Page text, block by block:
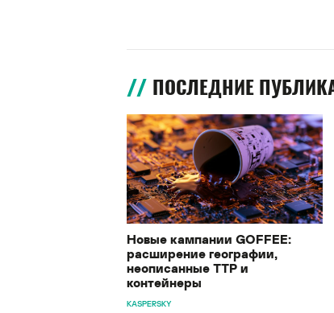
ПОСЛЕДНИЕ
Новые кампании GOFFEE:
расширение географии,
неописанные TTP и
контейнеры
KASPERSKY